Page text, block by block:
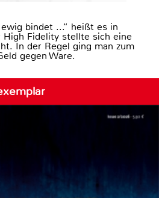
bindet ...“ heißt es in
High Fidelity stellte sich eine
In der Regel ging man zum
gegen Ware.